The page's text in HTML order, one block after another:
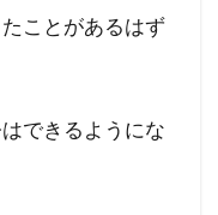
ことがあるはず
できるようにな